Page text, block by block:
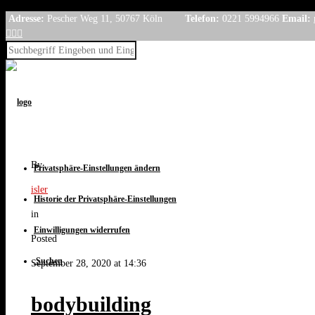
Adresse: Pescher Weg 11, 50767 Köln Telefon: 0221 5994966 Email:
  
Privatsphäre-Einstellungen ändern
Historie der Privatsphäre-Einstellungen
Einwilligungen widerrufen
Suchen
Skip to Content
By
isler
in
Posted
September 28, 2020 at 14:36
bodybuilding